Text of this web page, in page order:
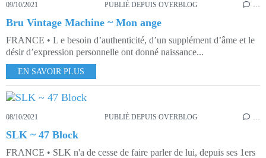
09/10/2021 PUBLIÉ DEPUIS OVERBLOG …
Bru Vintage Machine ~ Mon ange
FRANCE • L e besoin d’authenticité, d’un supplément d’âme et le
désir d’expression personnelle ont donné naissance...
EN SAVOIR PLUS
08/10/2021 PUBLIÉ DEPUIS OVERBLOG
SLK ~ 47 Block
FRANCE • SLK n'a de cesse de faire parler de lui, depuis ses 1ers